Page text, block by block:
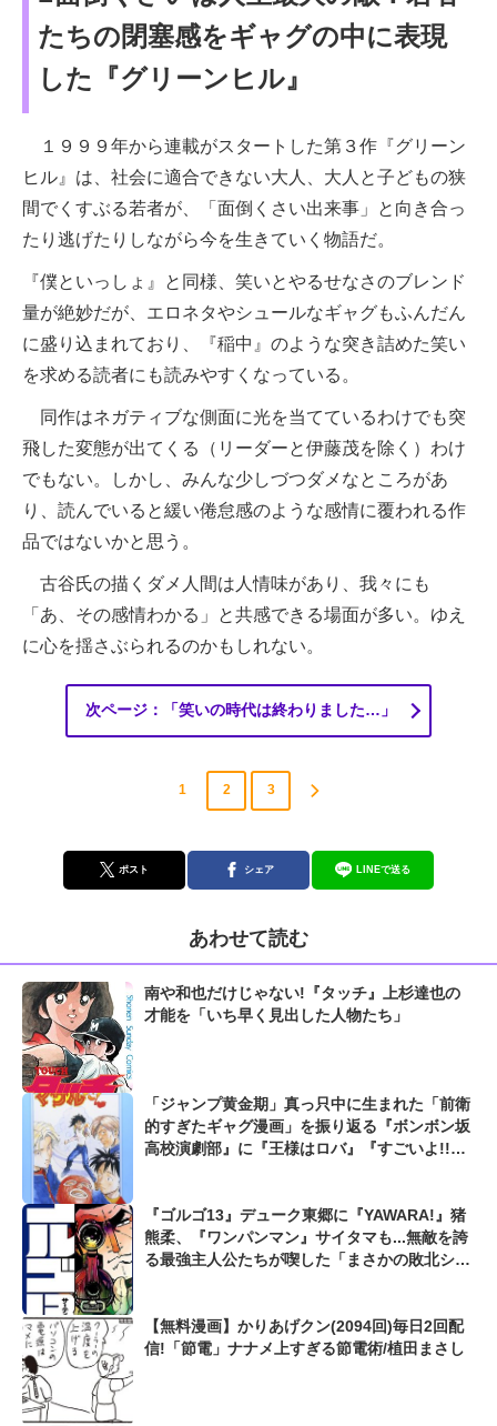
たちの閉塞感をギャグの中に表現
した『グリーンヒル』
１９９９年から連載がスタートした第３作『グリーン
ヒル』は、社会に適合できない大人、大人と子どもの狭
間でくすぶる若者が、「面倒くさい出来事」と向き合っ
たり逃げたりしながら今を生きていく物語だ。
『僕といっしょ』と同様、笑いとやるせなさのブレンド
量が絶妙だが、エロネタやシュールなギャグもふんだん
に盛り込まれており、『稲中』のような突き詰めた笑い
を求める読者にも読みやすくなっている。
同作はネガティブな側面に光を当てているわけでも突
飛した変態が出てくる（リーダーと伊藤茂を除く）わけ
でもない。しかし、みんな少しづつダメなところがあ
り、読んでいると緩い倦怠感のような感情に覆われる作
品ではないかと思う。
古谷氏の描くダメ人間は人情味があり、我々にも
「あ、その感情わかる」と共感できる場面が多い。ゆえ
に心を揺さぶられるのかもしれない。
次ページ：「笑いの時代は終わりました…」
1 2 3
ポスト シェア LINEで送る
あわせて読む
南や和也だけじゃない!『タッチ』上杉達也の
才能を「いち早く見出した人物たち」
「ジャンプ黄金期」真っ只中に生まれた「前衛
的すぎたギャグ漫画」を振り返る『ボンボン坂
高校演劇部』に『王様はロバ』『すごいよ!!マ
『ゴルゴ13』デューク東郷に『YAWARA!』猪
熊柔、『ワンパンマン』サイタマも...無敵を誇
る最強主人公たちが喫した「まさかの敗北シー
【無料漫画】かりあげクン(2094回)毎日2回配
信!「節電」ナナメ上すぎる節電術/植田まさし